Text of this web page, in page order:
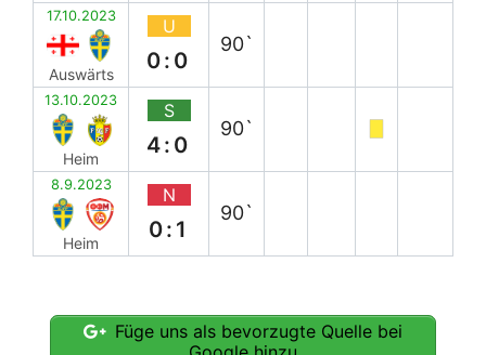
17.10.2023
Auswärts
U
0:0
90`
13.10.2023
Heim
S
4:0
90`
8.9.2023
Heim
N
0:1
90`
Füge uns als bevorzugte Quelle bei